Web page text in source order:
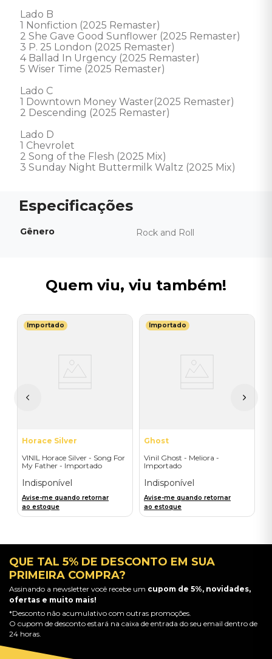
Lado B
1 Nonfiction (2025 Remaster)
2 She Gave Good Sunflower (2025 Remaster)
3 P. 25 London (2025 Remaster)
4 Ballad In Urgency (2025 Remaster)
5 Wiser Time (2025 Remaster)
Lado C
1 Downtown Money Waster(2025 Remaster)
2 Descending (2025 Remaster)
Lado D
1 Chevrolet
2 Song of the Flesh (2025 Mix)
3 Sunday Night Buttermilk Waltz (2025 Mix)
Gênero Rock and Roll
Quem viu, viu também!
Importado
Horace Silver
VINIL Horace Silver - Song For
My Father - Importado
Indisponível
Avise-me quando retornar
ao estoque
Importado
Ghost
Vinil Ghost - Meliora -
Importado
Indisponível
Avise-me quando retornar
ao estoque
QUE TAL 5% DE DESCONTO EM SUA
PRIMEIRA COMPRA?
Assinando a newsletter você recebe um cupom de 5%, novidades,
ofertas e muito mais!
*Desconto não acumulativo com outras promoções.
O cupom de desconto estará na caixa de entrada do seu email dentro de
24 horas.